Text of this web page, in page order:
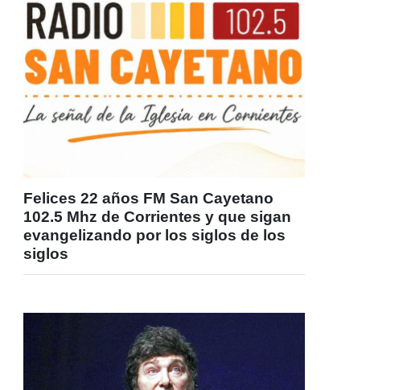
Felices 22 años FM San Cayetano
102.5 Mhz de Corrientes y que sigan
evangelizando por los siglos de los
siglos